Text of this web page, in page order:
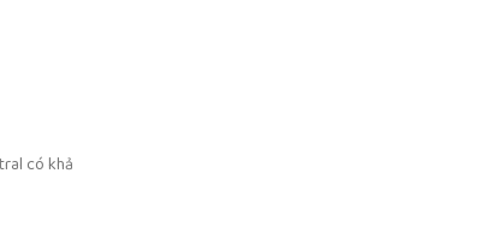
có khả